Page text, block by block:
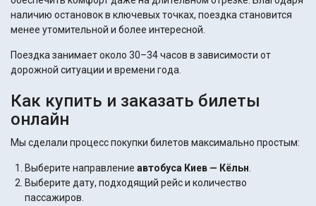
наличию остановок в ключевых точках, поездка становится
менее утомительной и более интересной.
Поездка занимает около 30–34 часов в зависимости от
дорожной ситуации и времени года.
Как купить и заказать билеты
онлайн
Мы сделали процесс покупки билетов максимально простым:
Выберите направление автобуса Киев — Кёльн.
Выберите дату, подходящий рейс и количество
пассажиров.